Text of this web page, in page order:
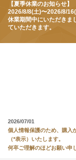
【夏季休業のお知らせ】
2026/8/8(土)〜2026/8/
休業期間中にいただきま
ていただきます。
2026/07/01
個人情報保護のため、購入
（*表示）いたします。
何卒ご理解のほどお願い申